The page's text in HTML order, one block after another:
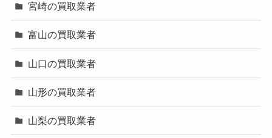
宮崎の買取業者
富山の買取業者
山口の買取業者
山形の買取業者
山梨の買取業者